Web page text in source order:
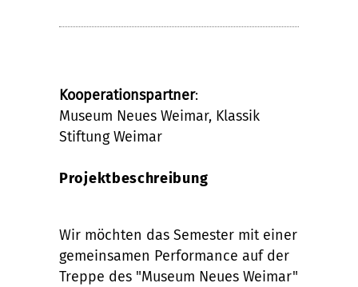
Kooperationspartner:
Museum Neues Weimar, Klassik
Stiftung Weimar
Projektbeschreibung
Wir möchten das Semester mit einer
gemeinsamen Performance auf der
Treppe des "Museum Neues Weimar"